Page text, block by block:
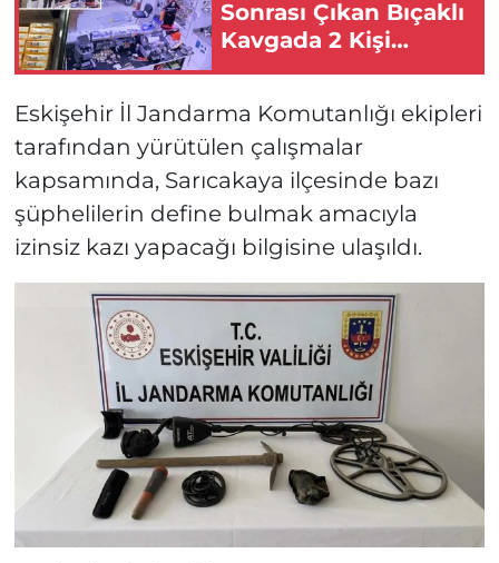
Sonrası Çıkan Bıçaklı
Kavgada 2 Kişi
Yaralandı!
Eskişehir İl Jandarma Komutanlığı ekipleri
tarafından yürütülen çalışmalar
kapsamında, Sarıcakaya ilçesinde bazı
şüphelilerin define bulmak amacıyla
izinsiz kazı yapacağı bilgisine ulaşıldı.